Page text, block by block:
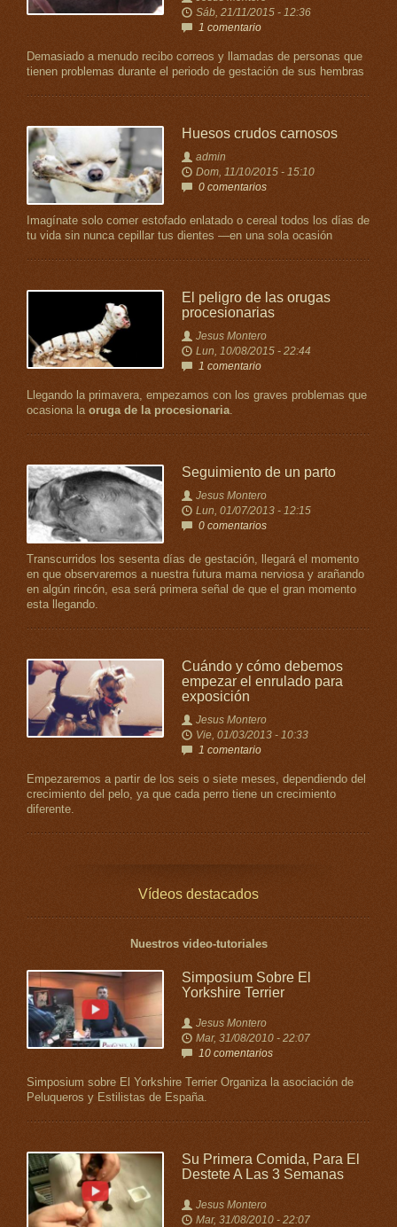
Sáb, 21/11/2015 - 12:36
1 comentario
Demasiado a menudo recibo correos y llamadas de personas que
tienen problemas durante el periodo de gestación de sus hembras
Huesos crudos carnosos
admin
Dom, 11/10/2015 - 15:10
0 comentarios
Imagínate solo comer estofado enlatado o cereal todos los días de
tu vida sin nunca cepillar tus dientes —en una sola ocasión
El peligro de las orugas
procesionarias
Jesus Montero
Lun, 10/08/2015 - 22:44
1 comentario
Llegando la primavera, empezamos con los graves problemas que
ocasiona la oruga de la procesionaria.
Seguimiento de un parto
Jesus Montero
Lun, 01/07/2013 - 12:15
0 comentarios
Transcurridos los sesenta días de gestación, llegará el momento
en que observaremos a nuestra futura mama nerviosa y arañando
en algún rincón, esa será primera señal de que el gran momento
esta llegando.
Cuándo y cómo debemos
empezar el enrulado para
exposición
Jesus Montero
Vie, 01/03/2013 - 10:33
1 comentario
Empezaremos a partir de los seis o siete meses, dependiendo del
crecimiento del pelo, ya que cada perro tiene un crecimiento
diferente.
Vídeos destacados
Nuestros video-tutoriales
Simposium Sobre El
Yorkshire Terrier
Jesus Montero
Mar, 31/08/2010 - 22:07
10 comentarios
Simposium sobre El Yorkshire Terrier Organiza la asociación de
Peluqueros y Estilistas de España.
Su Primera Comida, Para El
Destete A Las 3 Semanas
Jesus Montero
Mar, 31/08/2010 - 22:07